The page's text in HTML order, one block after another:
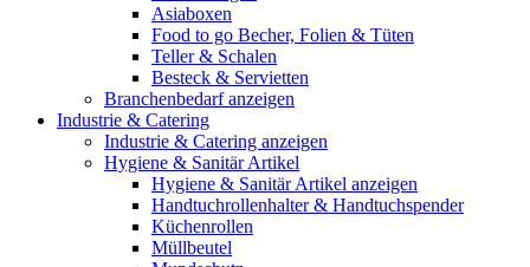
Asiaboxen
Food to go Becher, Folien & Tüten
Teller & Schalen
Besteck & Servietten
Branchenbedarf anzeigen
Industrie & Catering
Industrie & Catering anzeigen
Hygiene & Sanitär Artikel
Hygiene & Sanitär Artikel anzeigen
Handtuchrollenhalter & Handtuchspender
Küchenrollen
Müllbeutel